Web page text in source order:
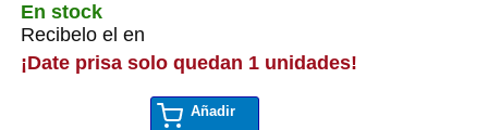
En stock
Recibelo el en
¡Date prisa solo quedan 1 unidades!
Añadir